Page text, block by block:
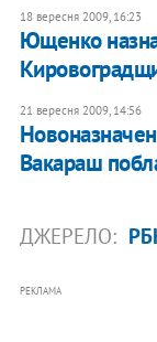
18 вересня 2009, 16:23
Ющенко
21 вересня 2009, 14:56
Вакараш
ДЖЕРЕЛО:
РЕКЛАМА